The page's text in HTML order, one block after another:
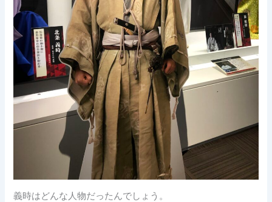
義時はどんな人物だったんでしょう。